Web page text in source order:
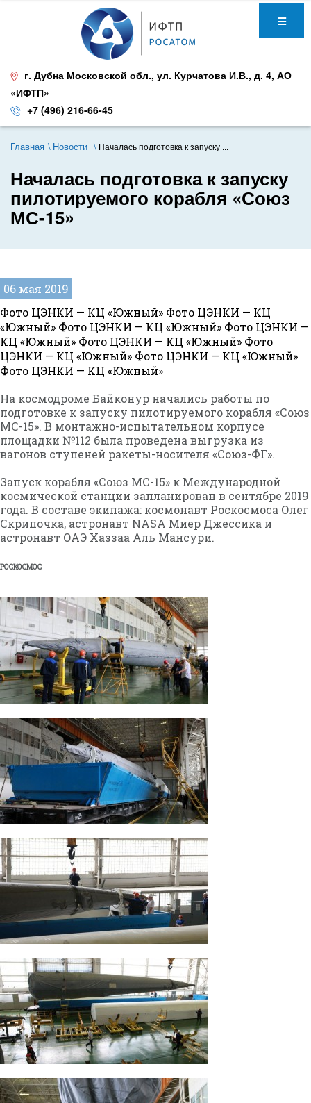
г. Дубна Московской обл., ул. Курчатова И.В., д. 4, АО
«ИФТП»
+7 (496) 216-66-45
Главная Новости Началась подготовка к запуску ...
Началась подготовка к запуску
пилотируемого корабля «Союз
МС-15»
06 мая 2019
Фото ЦЭНКИ — КЦ «Южный» Фото ЦЭНКИ — КЦ
«Южный» Фото ЦЭНКИ — КЦ «Южный» Фото ЦЭНКИ —
КЦ «Южный» Фото ЦЭНКИ — КЦ «Южный» Фото
ЦЭНКИ — КЦ «Южный» Фото ЦЭНКИ — КЦ «Южный»
Фото ЦЭНКИ — КЦ «Южный»
На космодроме Байконур начались работы по
подготовке к запуску пилотируемого корабля «Союз
МС-15». В монтажно-испытательном корпусе
площадки №112 была проведена выгрузка из
вагонов ступеней ракеты-носителя «Союз-ФГ».
Запуск корабля «Союз МС-15» к Международной
космической станции запланирован в сентябре 2019
года. В составе экипажа: космонавт Роскосмоса Олег
Скрипочка, астронавт NASA Миер Джессика и
астронавт ОАЭ Хаззаа Аль Мансури.
РОСКОСМОС